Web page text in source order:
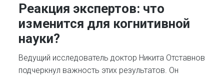
Реакция экспертов: что
изменится для когнитивной
науки?
Ведущий исследователь доктор Никита Отставнов
подчеркнул важность этих результатов. Он